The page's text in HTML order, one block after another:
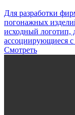
Для разработки
погонажных
исходный логотип,
ассоциирующиеся
Смотреть